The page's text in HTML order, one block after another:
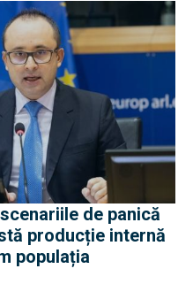
de panică
producție internă
populația